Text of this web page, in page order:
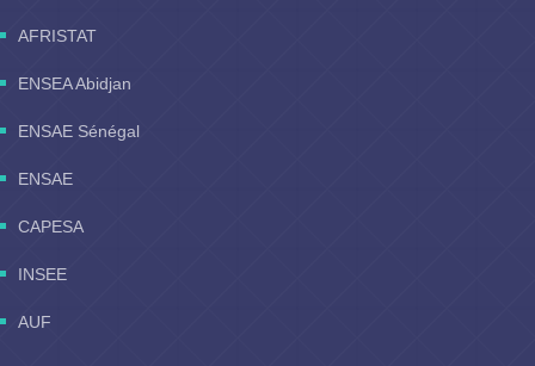
AFRISTAT
ENSEA Abidjan
ENSAE Sénégal
ENSAE
CAPESA
INSEE
AUF